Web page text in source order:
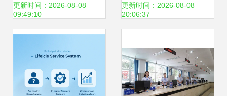
实践路径
更新时间：2026-08-08
09:49:10
电企业贡献最多
更新时间：2026-08-08
20:06:37